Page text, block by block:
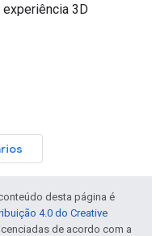
experiência 3D
desta página é
4.0 do Creative
de acordo com a